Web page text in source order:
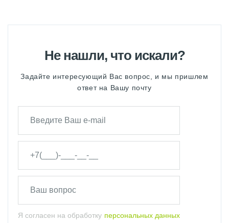
Не нашли, что искали?
Задайте интересующий Вас вопрос, и мы пришлем
ответ на Вашу почту
Я согласен на обработку персональных данных